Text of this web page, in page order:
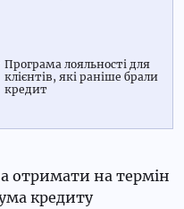
Програма лояльності для
клієнтів, які раніше брали
кредит
отримати на термін
кредиту